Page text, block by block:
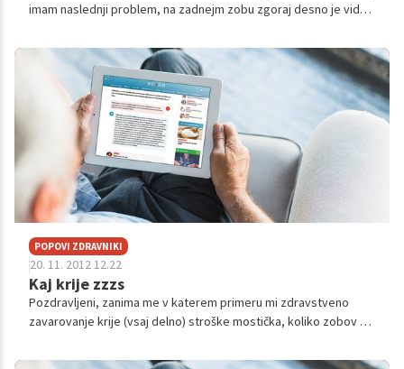
imam naslednji problem, na zadnejm zobu zgoraj desno je viden
dlesn...
POPOVI ZDRAVNIKI
20. 11. 2012 12.22
Kaj krije zzzs
Pozdravljeni, zanima me v katerem primeru mi zdravstveno
zavarovanje krije (vsaj delno) stroške mostička, koliko zobov mi
levo enk...